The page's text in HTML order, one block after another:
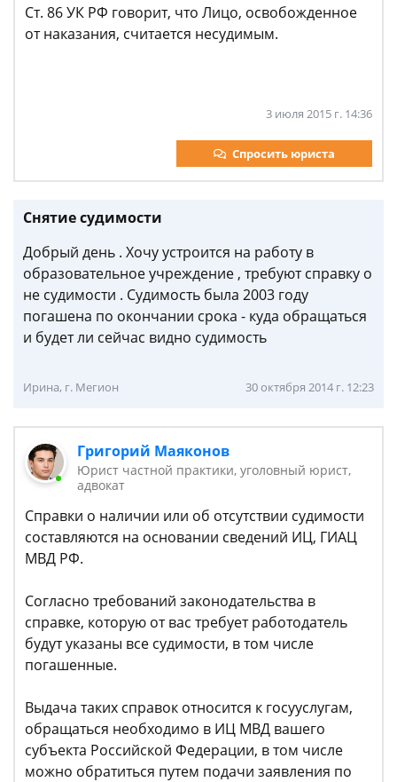
Ст. 86 УК РФ говорит, что Лицо, освобожденное
от наказания, считается несудимым.
3 июля 2015 г. 14:36
Спросить юриста
Снятие судимости
Добрый день . Хочу устроится на работу в
образовательное учреждение , требуют справку о
не судимости . Судимость была 2003 году
погашена по окончании срока - куда обращаться
и будет ли сейчас видно судимость
Ирина, г. Мегион 30 октября 2014 г. 12:23
Григорий Маяконов
Юрист частной практики, уголовный юрист,
адвокат
Справки о наличии или об отсутствии судимости
составляются на основании сведений ИЦ, ГИАЦ
МВД РФ.
Согласно требований законодательства в
справке, которую от вас требует работодатель
будут указаны все судимости, в том числе
погашенные.
Выдача таких справок относится к госууслугам,
обращаться необходимо в ИЦ МВД вашего
субъекта Российской Федерации, в том числе
можно обратиться путем подачи заявления по